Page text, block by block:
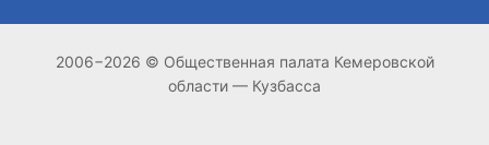
2006−2026 © Общественная палата Кемеровской
области — Кузбасса